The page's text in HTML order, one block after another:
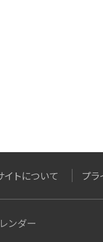
イトについて プ
ンダー